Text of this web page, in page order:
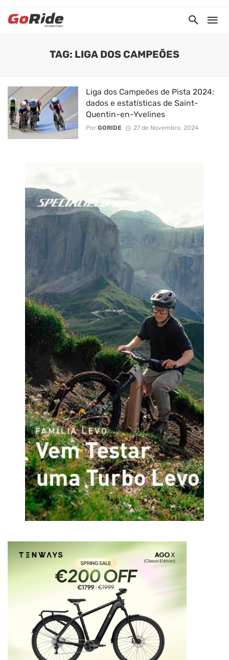
TAG: LIGA DOS CAMPEÕES
Liga dos Campeões de Pista 2024:
dados e estatísticas de Saint-
Quentin-en-Yvelines
Por GORIDE 27 de Novembro, 2024